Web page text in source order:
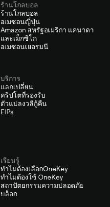
ร้านโกลบอล
ร้านโกลบอล
อเมซอนญี่ปุ่น
Amazon สหรัฐอเมริกา แคนาดา
และเม็กซิโก
อเมซอนเยอรมนี
บริการ
แลกเปลี่ยน
คริปโตที่รองรับ
ตัวแปลงวลีกู้คืน
EIPs
เรียนรู้
ทำไมต้องเลือกOneKey
ทำไมต้องใช้ OneKey
สถาปัตยกรรมความปลอดภัย
บล็อก